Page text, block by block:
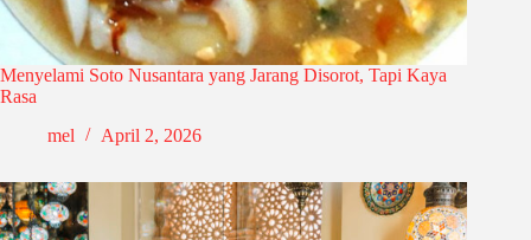
Menyelami Soto Nusantara yang Jarang Disorot, Tapi Kaya
Rasa
mel
April 2, 2026